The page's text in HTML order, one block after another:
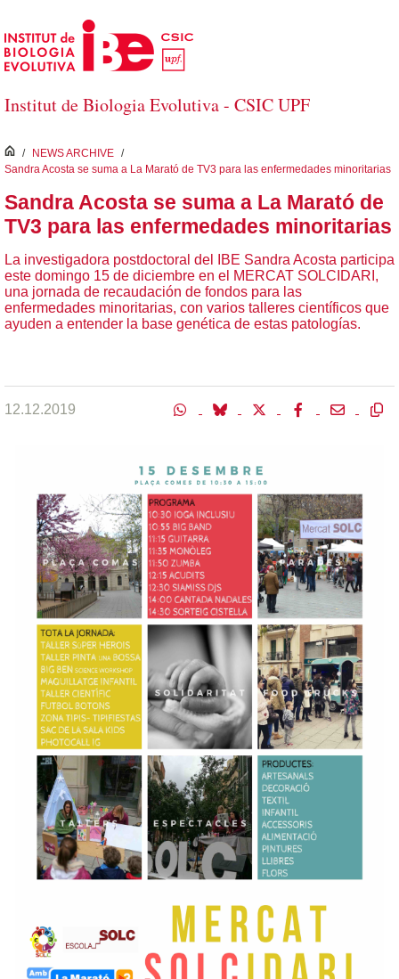
Skip to Main Content
Institut de Biologia Evolutiva - CSIC UPF
inici
/ NEWS ARCHIVE /
Sandra Acosta se suma a La Marató de TV3 para las enfermedades minoritarias
Sandra Acosta se suma a La Marató de
TV3 para las enfermedades minoritarias
La investigadora postdoctoral del IBE Sandra Acosta participa
este domingo 15 de diciembre en el MERCAT SOLCIDARI,
una jornada de recaudación de fondos para las
enfermedades minoritarias, con varios talleres científicos que
ayuden a entender la base genética de estas patologías.
12.12.2019